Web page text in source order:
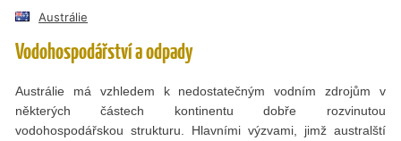
Austrálie
Vodohospodářství a odpady
Austrálie má vzhledem k nedostatečným vodním zdrojům v
některých částech kontinentu dobře rozvinutou
vodohospodářskou strukturu. Hlavními výzvami, jimž australští